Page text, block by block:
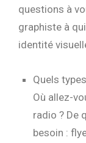
questions à
graphiste à
identité
Quels
Où allez-
radio ? De
besoin :